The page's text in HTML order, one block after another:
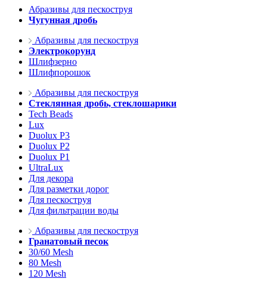
Абразивы для пескоструя
Чугунная дробь
Абразивы для пескоструя
Электрокорунд
Шлифзерно
Шлифпорошок
Абразивы для пескоструя
Стеклянная дробь, стеклошарики
Tech Beads
Lux
Duolux P3
Duolux P2
Duolux P1
UltraLux
Для декора
Для разметки дорог
Для пескоструя
Для фильтрации воды
Абразивы для пескоструя
Гранатовый песок
30/60 Mesh
80 Mesh
120 Mesh